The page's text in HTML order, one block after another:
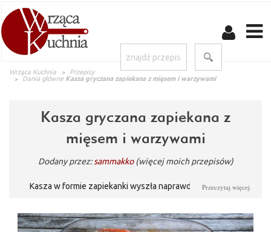
Wrząca Kuchnia
Przepisy
Dania główne Kasza gryczana zapiekana z mięsem i warzywami
Kasza gryczana zapiekana z
mięsem i warzywami
Dodany przez:sammakko (więcej moich przepisów)
Kasza w formie zapiekanki wyszła naprawdę wyśmienita.
Przeczytaj więcej